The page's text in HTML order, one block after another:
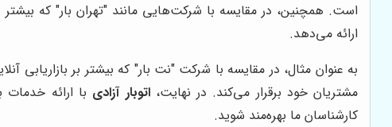
است. همچنین، در مقایسه با شرکت‌هایی مانند "تهران بار" که
ارائه می‌دهد.
به عنوان مثال، در مقایسه با شرکت "نت بار" که بیشتر بر بازاریابی
مشتریان خود برقرار می‌کند. در نهایت،اتوبار آزادی با ارائه
کارشناسان ما بهره‌مند شوید.